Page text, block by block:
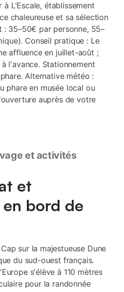
à L'Escale, établissement
chaleureuse et sa sélection
35–50€ par personne, 55–
Conseil pratique : Le
affluence en juillet-août ;
l'avance. Stationnement
Alternative météo :
phare en musée local ou
auprès de votre
et activités
et
bord de
sur la majestueuse Dune
du sud-ouest français.
s'élève à 110 mètres
pour la randonnée